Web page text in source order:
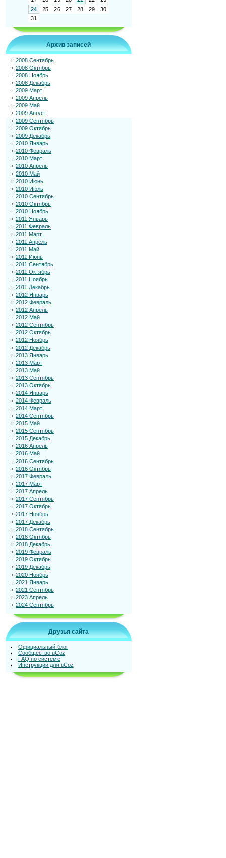
24
25 26 27 28 29
30
31
Архив записей
2008 Сентябрь
2008 Октябрь
2008 Ноябрь
2008 Декабрь
2009 Март
2009 Апрель
2009 Май
2009 Август
2009 Сентябрь
2009 Октябрь
2009 Декабрь
2010 Январь
2010 Февраль
2010 Март
2010 Апрель
2010 Май
2010 Июнь
2010 Июль
2010 Сентябрь
2010 Октябрь
2010 Ноябрь
2011 Январь
2011 Февраль
2011 Март
2011 Апрель
2011 Май
2011 Июнь
2011 Сентябрь
2011 Октябрь
2011 Ноябрь
2011 Декабрь
2012 Январь
2012 Февраль
2012 Апрель
2012 Май
2012 Сентябрь
2012 Октябрь
2012 Ноябрь
2012 Декабрь
2013 Январь
2013 Март
2013 Май
2013 Сентябрь
2013 Октябрь
2014 Январь
2014 Февраль
2014 Март
2014 Сентябрь
2015 Май
2015 Сентябрь
2015 Декабрь
2016 Апрель
2016 Май
2016 Сентябрь
2016 Октябрь
2017 Февраль
2017 Март
2017 Апрель
2017 Сентябрь
2017 Октябрь
2017 Ноябрь
2017 Декабрь
2018 Сентябрь
2018 Октябрь
2018 Декабрь
2019 Февраль
2019 Октябрь
2019 Декабрь
2020 Ноябрь
2021 Январь
2021 Сентябрь
2023 Апрель
2024 Сентябрь
Друзья сайта
Официальный блог
Сообщество uCoz
FAQ по системе
Инструкции для uCoz